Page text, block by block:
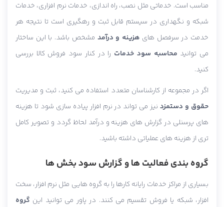
مناسب است. خدماتی مثل نصب، راه اندازی، خدمات نرم افزاری، خدمات
شبکه و نگهداری در سیستم قابل ثبت و رهگیری است تا نتیجه هر
خدمت در سرفصل های هزینه و درآمد مشخص باشد. با این ساختار
می توانید محاسبه سود خدمات را در کنار سود فروش کالا بررسی
کنید.
اگر در مجموعه از کارشناسان متعدد استفاده می کنید، ثبت و مدیریت
حقوق و دستمزدنیز می تواند در نرم افزار پیاده سازی شود تا هزینه
های پرسنلی در گزارش های هزینه و درآمد لحاظ گردد و تصویر کامل
تری از هزینه های عملیاتی داشته باشید.
گروه بندی فعالیت ها و گزارش سود بخش ها
بسیاری از مراکز خدمات رایانه کارها را به گروه هایی مثل نرم افزار، سخت
افزار، شبکه یا فروش تقسیم می کنند. در پاور می توانید این گروه